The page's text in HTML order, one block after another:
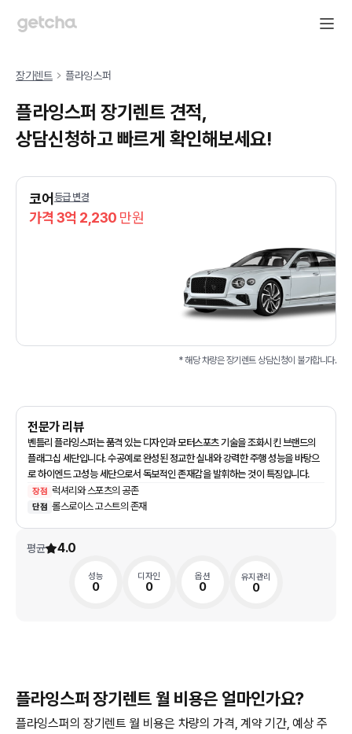
장기렌트 플라잉스퍼
플라잉스퍼 장기렌트 견적,
상담신청하고 빠르게 확인해보세요!
코어등급 변경
가격 3억 2,230 만원
* 해당 차량은장기렌트상담신청이 불가합니다.
전문가 리뷰
벤틀리 플라잉스퍼는 품격 있는 디자인과 모터스포츠 기술을 조화시킨 브랜드의
플래그십 세단입니다. 수공예로 완성된 정교한 실내와 강력한 주행 성능을 바탕으
로 하이엔드 고성능 세단으로서 독보적인 존재감을 발휘하는 것이 특징입니다.
장점 럭셔리와 스포츠의 공존
단점 롤스로이스 고스트의 존재
평균 4.0
성능
0
디자인
0
옵션
0
유지관리
0
플라잉스퍼 장기렌트 월 비용은 얼마인가요?
플라잉스퍼의 장기렌트 월 비용은 차량의 가격, 계약 기간, 예상 주